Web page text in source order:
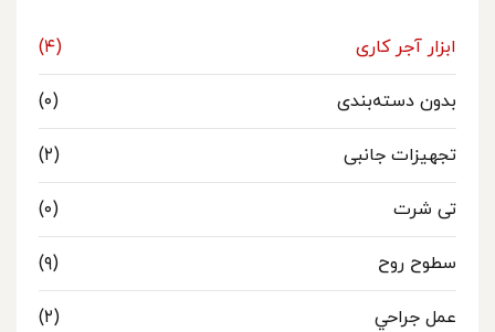
ابزار آجر کاری (۴)
بدون دسته‌بندی (۰)
تجهیزات جانبی (۲)
تی شرت (۰)
سطوح روح (۹)
عمل جراحي (۲)